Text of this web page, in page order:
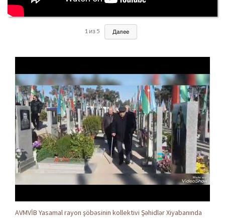
1 из5 Далее
AVMVİB Yasamal rayon şöbəsinin kollektivi Şəhidlər Xiyabanında